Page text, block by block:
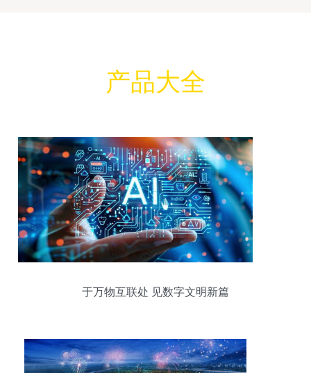
产品大全
于万物互联处 见数字文明新篇